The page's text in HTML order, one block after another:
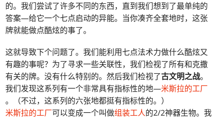
的。我们尝试了许多不同的东西，直到我们想到了最单纯的
答案—给它一个七点启动的异能。当你凑齐全套地时，这张
牌就能做点酷炫的事了。
这就导致下个问题了。我们能利用七点法术力做什么酷炫又
有趣的事呢？为了寻求一些关联性，我们检视了所有和克撒
有关的牌。没有什么特别的。然后我们检视了古文明之战。
我们发现这系列有一个非常具有指标性的地—米斯拉的工厂
。（不过，这系列的六张地都挺有指标性的。）
米斯拉的工厂可以变成一个叫做组装工人的2/2神器生物。我